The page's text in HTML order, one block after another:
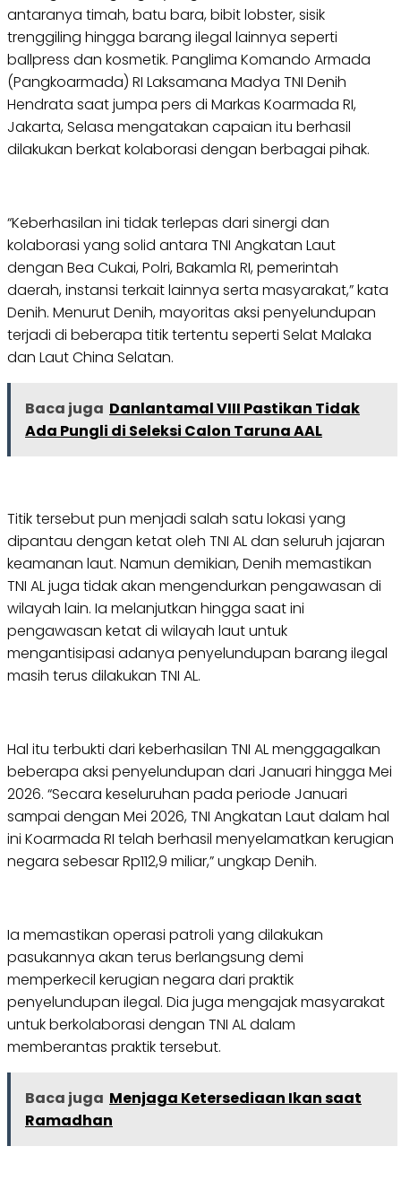
antaranya timah, batu bara, bibit lobster, sisik
trenggiling hingga barang ilegal lainnya seperti
ballpress dan kosmetik. Panglima Komando Armada
(Pangkoarmada) RI Laksamana Madya TNI Denih
Hendrata saat jumpa pers di Markas Koarmada RI,
Jakarta, Selasa mengatakan capaian itu berhasil
dilakukan berkat kolaborasi dengan berbagai pihak.
“Keberhasilan ini tidak terlepas dari sinergi dan
kolaborasi yang solid antara TNI Angkatan Laut
dengan Bea Cukai, Polri, Bakamla RI, pemerintah
daerah, instansi terkait lainnya serta masyarakat,” kata
Denih. Menurut Denih, mayoritas aksi penyelundupan
terjadi di beberapa titik tertentu seperti Selat Malaka
dan Laut China Selatan.
Baca juga Danlantamal VIII Pastikan Tidak
Ada Pungli di Seleksi Calon Taruna AAL
Titik tersebut pun menjadi salah satu lokasi yang
dipantau dengan ketat oleh TNI AL dan seluruh jajaran
keamanan laut. Namun demikian, Denih memastikan
TNI AL juga tidak akan mengendurkan pengawasan di
wilayah lain. Ia melanjutkan hingga saat ini
pengawasan ketat di wilayah laut untuk
mengantisipasi adanya penyelundupan barang ilegal
masih terus dilakukan TNI AL.
Hal itu terbukti dari keberhasilan TNI AL menggagalkan
beberapa aksi penyelundupan dari Januari hingga Mei
2026. “Secara keseluruhan pada periode Januari
sampai dengan Mei 2026, TNI Angkatan Laut dalam hal
ini Koarmada RI telah berhasil menyelamatkan kerugian
negara sebesar Rp112,9 miliar,” ungkap Denih.
Ia memastikan operasi patroli yang dilakukan
pasukannya akan terus berlangsung demi
memperkecil kerugian negara dari praktik
penyelundupan ilegal. Dia juga mengajak masyarakat
untuk berkolaborasi dengan TNI AL dalam
memberantas praktik tersebut.
Baca juga Menjaga Ketersediaan Ikan saat
Ramadhan